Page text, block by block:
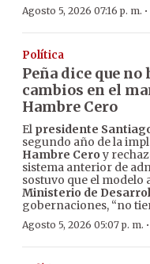
Agosto 5, 2026 07:16 p. m. ·
Política
Peña dice que no
cambios en el
Hambre Cero
El presidente
segundo año de la
Hambre Cero y
sistema anterior de
sostuvo que el
Ministerio de
gobernaciones, “no
Agosto 5, 2026 05:07 p. m. ·